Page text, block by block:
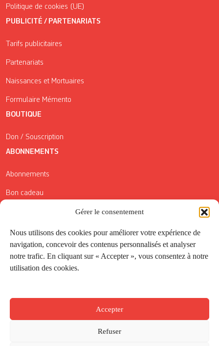
Gérer le consentement
Nous utilisons des cookies pour améliorer votre expérience de
navigation, concevoir des contenus personnalisés et analyser
notre trafic. En cliquant sur « Accepter », vous consentez à notre
utilisation des cookies.
Accepter
Refuser
Politique de cookies (UE)
PUBLICITÉ / PARTENARIATS
Tarifs publicitaires
Partenariats
Naissances et Mortuaires
Formulaire Mémento
BOUTIQUE
Don / Souscription
ABONNEMENTS
Abonnements
Bon cadeau
Conditions générales de vente
Réductions de la Carte Côté Courrier
Application